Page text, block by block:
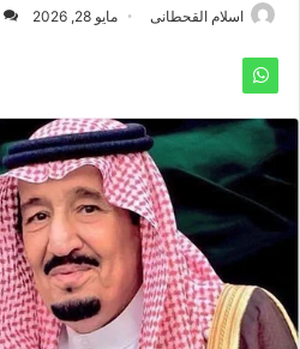
اسلام القحطانى مايو 28, 2026